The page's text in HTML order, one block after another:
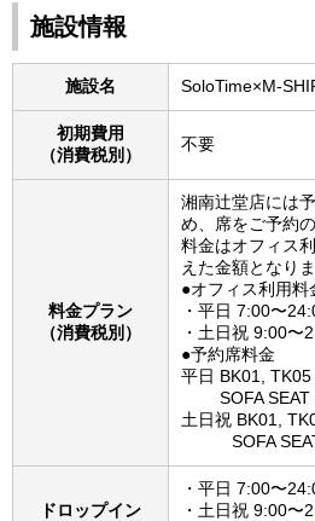
施設情報
施設名 SoloTime×M-
初期費用
（消費税別）
不要
料金プラン
（消費税別）
湘南辻堂店には
め、席をご予約
料金はオフィス
えた金額となりま
●オフィス利用料
・平日 7:00〜
・土日祝 9:00
●予約席料金
平日 BK01,
SOFA SEAT
土日祝 BK01,
SOFA SEAT
ドロップイン
・平日 7:00〜
・土日祝 9:00